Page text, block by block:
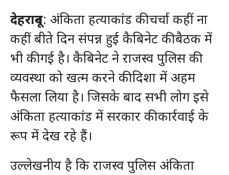
देहरादून: अंकिता हत्याकांड की चर्चा कहीं ना
कहीं बीते दिन संपन्न हुई कैबिनेट की बैठक में
भी की गई है। कैबिनेट ने राजस्व पुलिस की
व्यवस्था को खत्म करने की दिशा में अहम
फैसला लिया है। जिसके बाद सभी लोग इसे
अंकिता हत्याकांड में सरकार की कार्रवाई के
रूप में देख रहे हैं।
उल्लेखनीय है कि राजस्व पुलिस अंकिता